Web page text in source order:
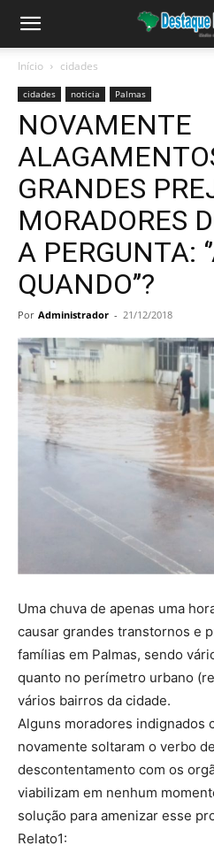
Início cidades
cidades noticia Palmas
NOVAMENTE
GRANDES
MORADORES
A PERGUNTA:
QUANDO’’?
Por Administrador - 21/12/2018
Uma chuva de apenas uma
causar grandes transtornos e
famílias em Palmas, sendo
quanto no perímetro urbano
vários bairros da cidade.
Alguns moradores indignados
novamente soltaram o verbo
descontentamento com os
viabilizam em nenhum
solução para amenizar esse
Relato1: